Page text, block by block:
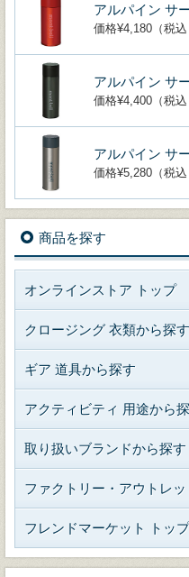
アルパイン サ
価格¥4,180（税込
アルパイン サ
価格¥4,400（税込
アルパイン サ
価格¥5,280（税込
商品を探す
オンラインストア トップ
クロージング 衣類から探す
ギア 道具から探す
アクティビティ 用途から
取り扱いブランドから探す
ファクトリー・アウトレ
フレンドマーケット トップ